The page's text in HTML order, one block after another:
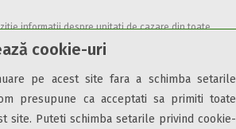
cookie-uri
pe acest site fara a schimba setarile
presupune ca acceptati sa primiti toate
site. Puteti schimba setarile privind cookie-
informatii despre unitati de cazare din toate
rezervari online.